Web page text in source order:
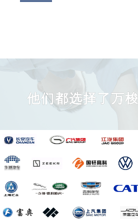
他们都选择了万梭
他们都选择了万梭